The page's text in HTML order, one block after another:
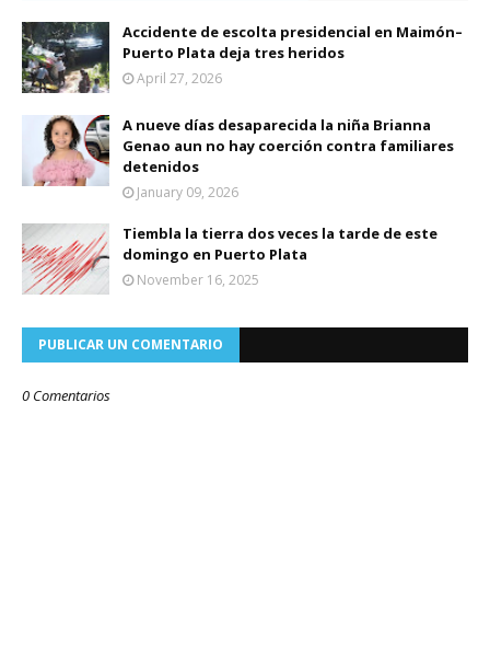
Accidente de escolta presidencial en Maimón–
Puerto Plata deja tres heridos
April 27, 2026
A nueve días desaparecida la niña Brianna
Genao aun no hay coerción contra familiares
detenidos
January 09, 2026
Tiembla la tierra dos veces la tarde de este
domingo en Puerto Plata
November 16, 2025
PUBLICAR UN COMENTARIO
0 Comentarios